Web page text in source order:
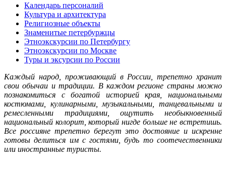
Календарь персоналий
Культура и архитектура
Религиозные объекты
Знаменитые петербуржцы
Этноэкскурсии по Петербургу
Этноэкскурсии по Москве
Туры и эксурсии по России
Каждый народ, проживающий в России, трепетно хранит
свои обычаи и традиции. В каждом регионе страны можно
познакомиться с богатой историей края, национальными
костюмами, кулинарными, музыкальными, танцевальными и
ремесленными традициями, ощутить необыкновенный
национальный колорит, который нигде больше не встретишь.
Все россияне трепетно берегут это достояние и искренне
готовы делиться им с гостями, будь то соотечественники
или иностранные туристы.